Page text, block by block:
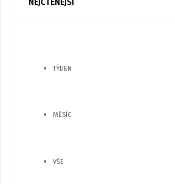
NEJČTENĚJŠÍ
TÝDEN
MĚSÍC
VŠE